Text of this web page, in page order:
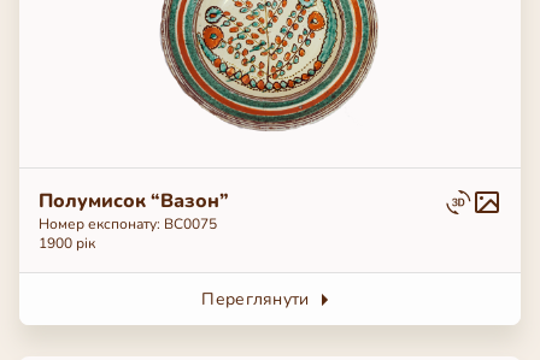
Полумисок “Вазон”
Номер експонату: BC0075
1900 рік
Переглянути